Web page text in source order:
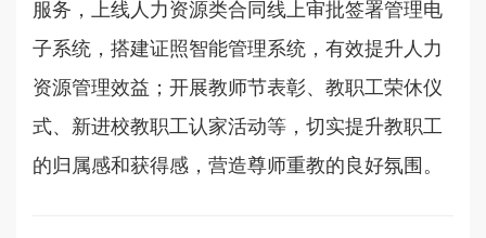
服务，上线人力资源类合同线上审批签署管理电
子系统，搭建证照智能管理系统，有效提升人力
资源管理效益；开展教师节表彰、教职工荣休仪
式、新进校教职工认家活动等，切实提升教职工
的归属感和获得感，营造尊师重教的良好氛围。